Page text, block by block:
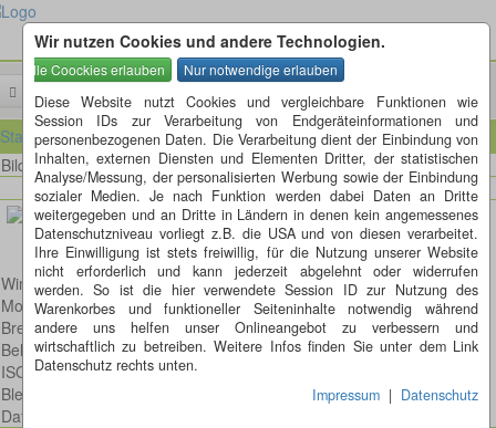
Wir nutzen Cookies und andere Technologien.
Diese Website nutzt Cookies und vergleichbare Funktionen wie
Session IDs zur Verarbeitung von Endgeräteinformationen und
personenbezogenen Daten. Die Verarbeitung dient der Einbindung von
Inhalten, externen Diensten und Elementen Dritter, der statistischen
Analyse/Messung, der personalisierten Werbung sowie der Einbindung
sozialer Medien. Je nach Funktion werden dabei Daten an Dritte
weitergegeben und an Dritte in Ländern in denen kein angemessenes
Datenschutzniveau vorliegt z.B. die USA und von diesen verarbeitet.
Ihre Einwilligung ist stets freiwillig, für die Nutzung unserer Website
nicht erforderlich und kann jederzeit abgelehnt oder widerrufen
werden. So ist die hier verwendete Session ID zur Nutzung des
Warenkorbes und funktioneller Seiteninhalte notwendig während
andere uns helfen unser Onlineangebot zu verbessern und
wirtschaftlich zu betreiben. Weitere Infos finden Sie unter dem Link
Datenschutz rechts unten.
Impressum | Datenschutz
Startseite
Bild 410 von 606Bilder
Winter
Model: Canon EOS 6D
Brennweite: 66mm
Belichtungsdauer : 1/30
ISO: 100
Blende: f/13.0
Datum: 2018:02:01 14:25:02